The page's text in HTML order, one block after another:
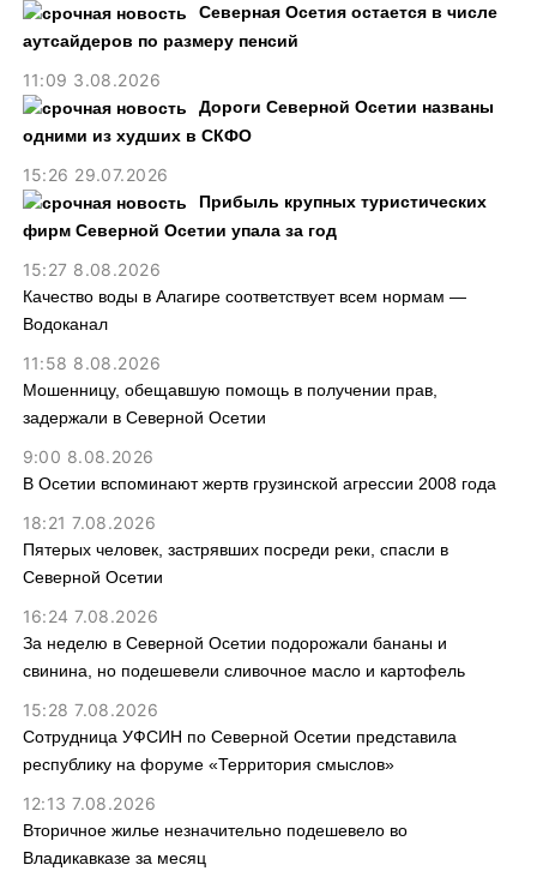
Северная Осетия остается в числе
аутсайдеров по размеру пенсий
11:09 3.08.2026
Дороги Северной Осетии названы
одними из худших в СКФО
15:26 29.07.2026
Прибыль крупных туристических
фирм Северной Осетии упала за год
15:27 8.08.2026
Качество воды в Алагире соответствует всем нормам —
Водоканал
11:58 8.08.2026
Мошенницу, обещавшую помощь в получении прав,
задержали в Северной Осетии
9:00 8.08.2026
В Осетии вспоминают жертв грузинской агрессии 2008 года
18:21 7.08.2026
Пятерых человек, застрявших посреди реки, спасли в
Северной Осетии
16:24 7.08.2026
За неделю в Северной Осетии подорожали бананы и
свинина, но подешевели сливочное масло и картофель
15:28 7.08.2026
Сотрудница УФСИН по Северной Осетии представила
республику на форуме «Территория смыслов»
12:13 7.08.2026
Вторичное жилье незначительно подешевело во
Владикавказе за месяц